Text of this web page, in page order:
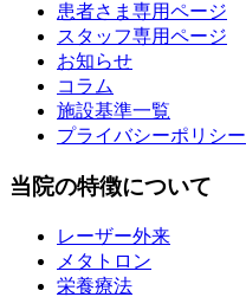
患者さま専用ページ
スタッフ専用ページ
お知らせ
コラム
施設基準一覧
プライバシーポリシー
当院の特徴について
レーザー外来
メタトロン
栄養療法